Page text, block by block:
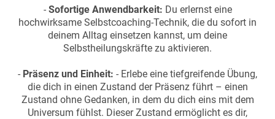
- Sofortige Anwendbarkeit: Du erlernst eine
hochwirksame Selbstcoaching-Technik, die du sofort in
deinem Alltag einsetzen kannst, um deine
Selbstheilungskräfte zu aktivieren.
- Präsenz und Einheit: - Erlebe eine tiefgreifende Übung,
die dich in einen Zustand der Präsenz führt – einen
Zustand ohne Gedanken, in dem du dich eins mit dem
Universum fühlst. Dieser Zustand ermöglicht es dir,